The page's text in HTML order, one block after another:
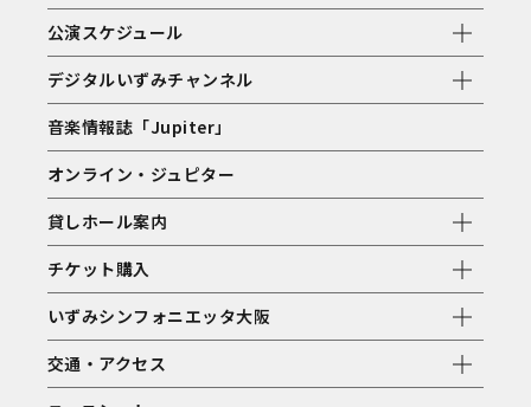
公演スケジュール
デジタルいずみチャンネル
音楽情報誌「Jupiter」
オンライン・ジュピター
貸しホール案内
チケット購入
いずみシンフォニエッタ大阪
交通・アクセス